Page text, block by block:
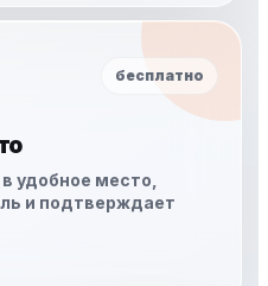
бесплатно
удобное место,
и подтверждает